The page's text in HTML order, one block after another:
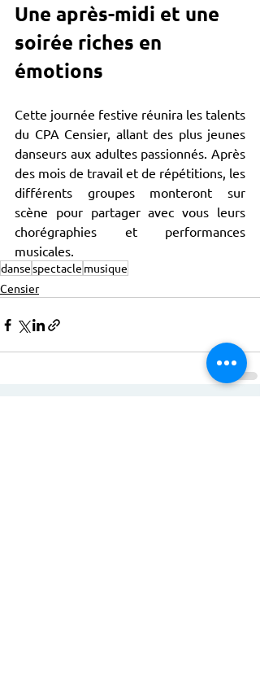
Une après-midi et une
soirée riches en
émotions
Cette journée festive réunira les talents
du CPA Censier, allant des plus jeunes
danseurs aux adultes passionnés. Après
des mois de travail et de répétitions, les
différents groupes monteront sur
scène pour partager avec vous leurs
chorégraphies et performances
musicales.
dansespectacle musique
Censier